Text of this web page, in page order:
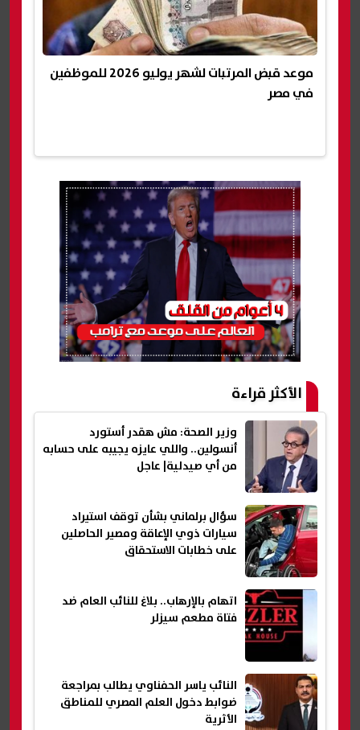
موعد قبض المرتبات لشهر يوليو 2026 للموظفين
في مصر
الأكثر قراءة
وزير الصحة: مش هقدر أستورد
أنسولين.. واللي عايزه يجيبه على حسابه
من أي صيدلية| عاجل
سؤال برلماني بشأن توقف استيراد
سيارات ذوي الإعاقة ومصير الحاصلين
على خطابات الاستحقاق
اتهام بالإرهاب.. بلاغ للنائب العام ضد
فتاة مطعم سيزلر
النائب ياسر الحفناوي يطالب بمراجعة
ضوابط دخول العلم المصري للمناطق
الأثرية